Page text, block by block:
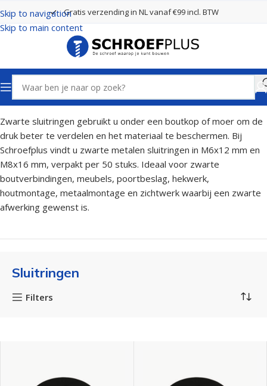
Skip to navigation
Skip to main content
Gratis verzending in NL vanaf €99 incl. BTW
Home Bouten, Moeren en Ringen Sluitringen
Zwarte sluitringen gebruikt u onder een boutkop of moer om de
druk beter te verdelen en het materiaal te beschermen. Bij
Schroefplus vindt u zwarte metalen sluitringen in M6x12 mm en
M8x16 mm, verpakt per 50 stuks. Ideaal voor zwarte
boutverbindingen, meubels, poortbeslag, hekwerk,
houtmontage, metaalmontage en zichtwerk waarbij een zwarte
afwerking gewenst is.
Sluitringen
Filters